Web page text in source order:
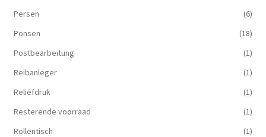
Persen
(6)
Ponsen
(18)
Postbearbeitung
(1)
Reibanleger
(1)
Reliëfdruk
(1)
Resterende voorraad
(1)
Rollentisch
(1)